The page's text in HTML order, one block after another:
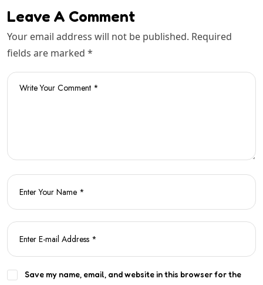
Leave A Comment
Your email address will not be published. Required
fields are marked *
Save my name, email, and website in this browser for the